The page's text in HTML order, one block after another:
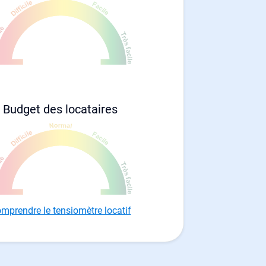
Budget des locataires
le tensiomètre locatif